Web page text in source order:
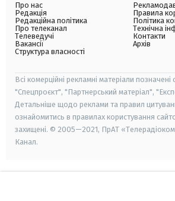
Про нас
Редакція
Редакційна політика
Про телеканал
Телеведучі
Вакансії
Структура власності
Правила
Політика
Технічна
Контакти
Архів
Всі комерційні рекламні матеріали позначені
"Спецпроєкт", "Партнерський матеріал",
Детальніше щодо реклами та правил
ознайомитись в правилах користування
захищені. © 2005—2021, ПрАТ
Канал.